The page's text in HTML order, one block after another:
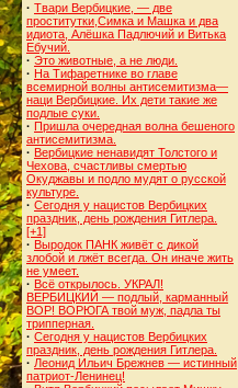
· Твари Вербицкие, — две
проститутки,Симка и Машка и два
идиота, Алёшка Падлючий и Витька
Ебучий.
· Это животные, а не люди.
· На Тифаретнике во главе
всемирной волны антисемитизма—
наци Вербицкие. Их дети такие же
подлые суки.
· Пришла очередная волна бешеного
антисемитизма.
· Вербицкие ненавидят Толстого и
Чехова, счастливы смертью
Окуджавы и подло мудят о русской
культуре.
· Сегодня у нацистов Вербицких
праздник, день рождения Гитлера.
[+1]
· Выродок ПАНК живёт с дикой
злобой и лжёт всегда. Он иначе жить
не умеет.
· Всё открылось. УКРАЛ!
ВЕРБИЦКИЙ — подлый, карманный
ВОР! ВОРЮГА твой муж, падла ты
трипперная.
· Сегодня у нацистов Вербицких
праздник, день рождения Гитлера.
· Леонид Ильич Брежнев — истинный
патриот-Ленинец!